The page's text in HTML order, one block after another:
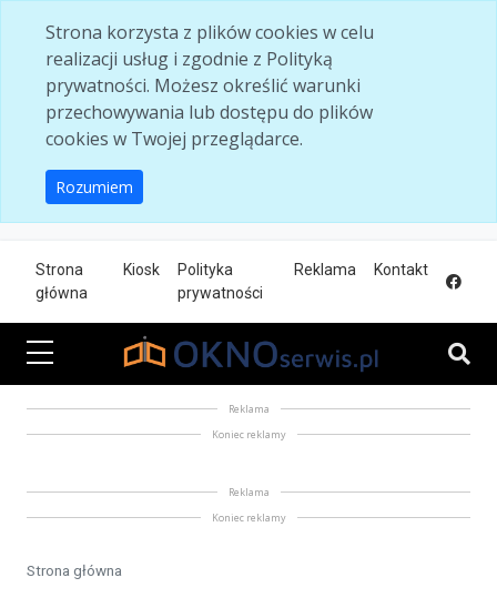
Strona korzysta z plików cookies w celu
realizacji usług i zgodnie z Polityką
prywatności. Możesz określić warunki
przechowywania lub dostępu do plików
cookies w Twojej przeglądarce.
Rozumiem
Strona
główna
Kiosk
Polityka
prywatności
Reklama Kontakt
Reklama
Koniec reklamy
Reklama
Koniec reklamy
Strona główna